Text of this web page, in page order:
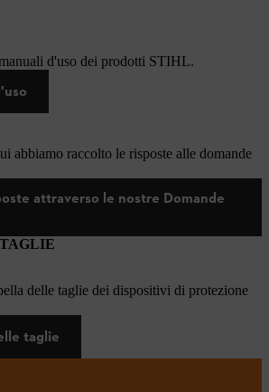
d'uso dei prodotti STIHL.
abbiamo raccolto le risposte alle domande
attraverso le nostre Domande
delle taglie dei dispositivi di protezione
taglie